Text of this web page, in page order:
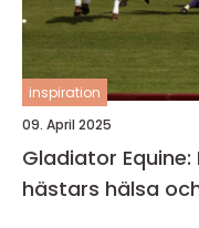
inspiration
09. April 2025
Gladiator
hästars hälsa